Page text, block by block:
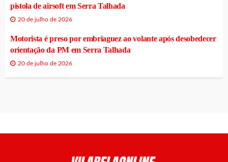
pistola de airsoft em Serra Talhada
20 de julho de 2026
Motorista é preso por embriaguez ao volante após desobedecer
orientação da PM em Serra Talhada
20 de julho de 2026